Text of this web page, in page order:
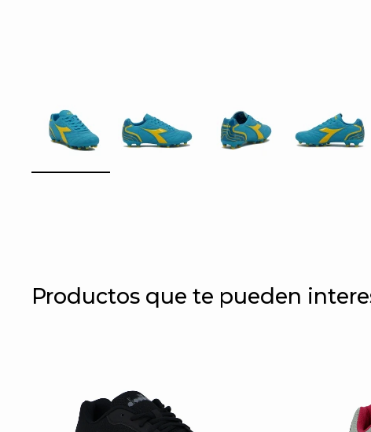
Productos que te pueden